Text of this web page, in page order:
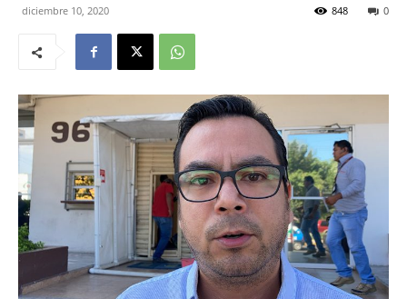
diciembre 10, 2020 0
848